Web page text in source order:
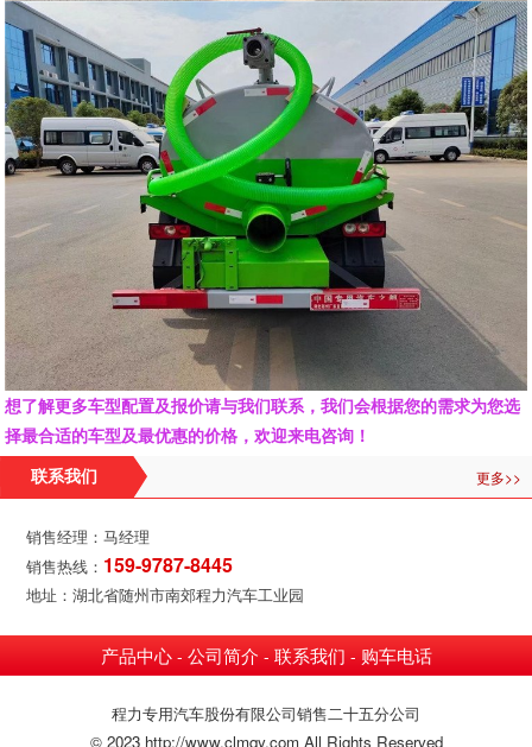
想了解更多车型配置及报价请与我们联系，我们会根据您的需求为您选
择最合适的车型及最优惠的价格，欢迎来电咨询！
联系我们 更多>>
销售经理：马经理
销售热线： 159-9787-8445
地址：湖北省随州市南郊程力汽车工业园
产品中心- 公司简介 - 联系我们 - 购车电话
程力专用汽车股份有限公司销售二十五分公司
© 2023 http://www.clmqy.com All Rights Reserved